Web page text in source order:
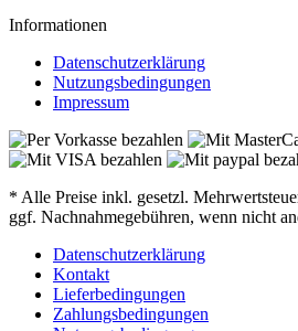
Informationen
Datenschutzerklärung
Nutzungsbedingungen
Impressum
* Alle Preise inkl. gesetzl.
ggf. Nachnahmegebühren, wenn nicht
Datenschutzerklärung
Kontakt
Lieferbedingungen
Zahlungsbedingungen